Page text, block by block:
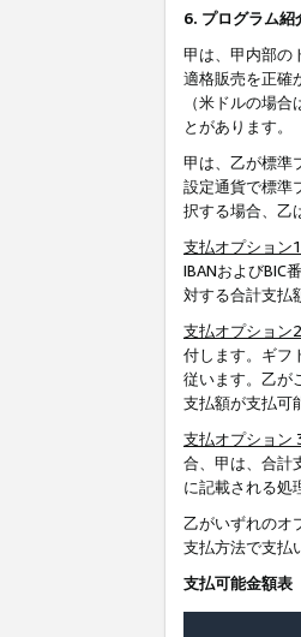
6. プログラム紹
甲は、甲内部の
適格販売を正確
（米ドルの場
とがあります。
甲は、乙が標準
設定通貨で標準
択する場合、乙
支払オプション
IBANおよびBIC
対する合計支払
支払オプション
付します。ギフ
従います。乙が
支払額が支払可
支払オプション
合、甲は、合計
に記載される処
乙がいずれのオ
支払方法で支払
支払可能金額表